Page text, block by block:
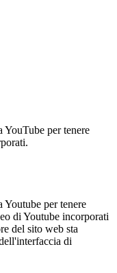
YouTube per tenere
Youtube per tenere
di Youtube incorporati
del sito web sta
di